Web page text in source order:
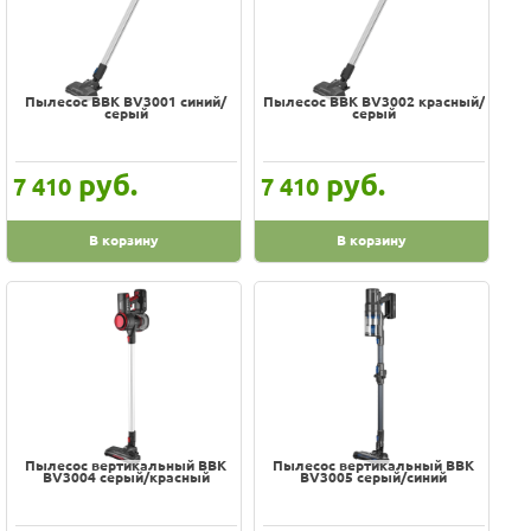
Пылесос BBK BV3001 синий/
серый
7 410 руб.
В корзину
Пылесос BBK BV3002 красный/
серый
7 410 руб.
В корзину
Пылесос вертикальный BBK
BV3004 серый/красный
Пылесос вертикальный BBK
BV3005 серый/синий